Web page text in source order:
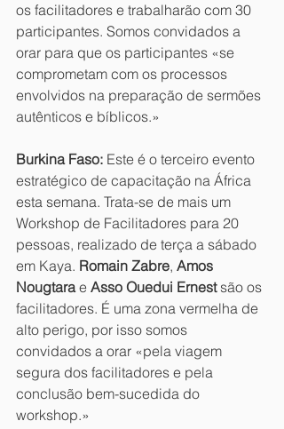
os facilitadores e trabalharão com 30
participantes. Somos convidados a
orar para que os participantes «se
comprometam com os processos
envolvidos na preparação de sermões
autênticos e bíblicos.»
Burkina Faso: Este é o terceiro evento
estratégico de capacitação na África
esta semana. Trata-se de mais um
Workshop de Facilitadores para 20
pessoas, realizado de terça a sábado
em Kaya. Romain Zabre, Amos
Nougtara e Asso Ouedui Ernest são os
facilitadores. É uma zona vermelha de
alto perigo, por isso somos
convidados a orar «pela viagem
segura dos facilitadores e pela
conclusão bem-sucedida do
workshop.»